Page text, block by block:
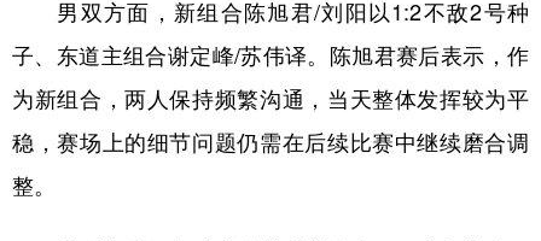
男双方面，新组合陈旭君/刘阳以1:2不敌2号种
子、东道主组合谢定峰/苏伟译。陈旭君赛后表示，作
为新组合，两人保持频繁沟通，当天整体发挥较为平
稳，赛场上的细节问题仍需在后续比赛中继续磨合调
整。